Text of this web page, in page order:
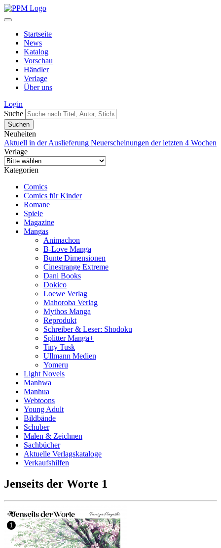
Startseite
News
Katalog
Vorschau
Händler
Verlage
Über uns
Login
Suche
Neuheiten
Aktuell in der Auslieferung Neuerscheinungen der letzten 4 Wochen
Verlage
Kategorien
Comics
Comics für Kinder
Romane
Spiele
Magazine
Mangas
Animachon
B-Love Manga
Bunte Dimensionen
Cinestrange Extreme
Dani Books
Dokico
Loewe Verlag
Mahoroba Verlag
Mythos Manga
Reprodukt
Schreiber & Leser: Shodoku
Splitter Manga+
Tiny Tusk
Ullmann Medien
Yomeru
Light Novels
Manhwa
Manhua
Webtoons
Young Adult
Bildbände
Schuber
Malen & Zeichnen
Sachbücher
Aktuelle Verlagskataloge
Verkaufshilfen
Jenseits der Worte 1